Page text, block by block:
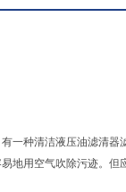
一种清洁液压油滤清器
地用空气吹除污迹。但